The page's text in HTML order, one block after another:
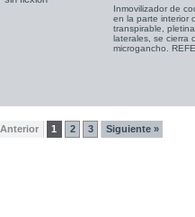
Inmovilizador de
en la parte interior
transpirable,
laterales, se cierra
microgancho.
1 2 3 Siguiente »